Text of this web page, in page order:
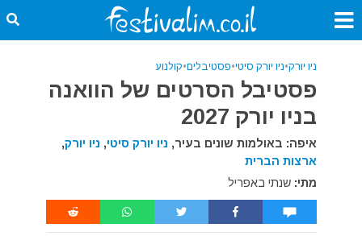
ניו יורק•ניו יורק סיטי•פסטיבלים•קולנוע
פסטיבל הסרטים של הוואנה
בניו יורק 2027
איפה: באולמות שונים בעיר, ניו יורק סיטי, ניו יורק,
ארצות הברית
מתי:שנתי באפריל